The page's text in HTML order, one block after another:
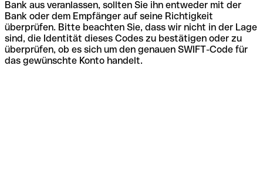
Bank aus veranlassen, sollten Sie ihn entweder mit der
Bank oder dem Empfänger auf seine Richtigkeit
überprüfen. Bitte beachten Sie, dass wir nicht in der Lage
sind, die Identität dieses Codes zu bestätigen oder zu
überprüfen, ob es sich um den genauen SWIFT-Code für
das gewünschte Konto handelt.